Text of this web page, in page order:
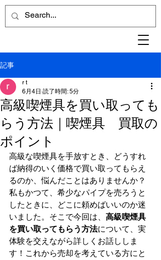
記事
高級喫煙具を買い取っても
らう方法｜喫煙具 買取の
ポイント
r t
6月4日 読了時間: 5分
高級な喫煙具を手放すとき、どうすれ
ば納得のいく価格で買い取ってもらえ
るのか、悩んだことはありませんか？
私もかつて、希少なパイプを売ろうと
したときに、どこに頼めばいいのか迷
いました。そこで今回は、 高級喫煙具
を買い取ってもらう方法について、実
体験を交えながら詳しくお話ししま
す！これから売却を考えている方にと